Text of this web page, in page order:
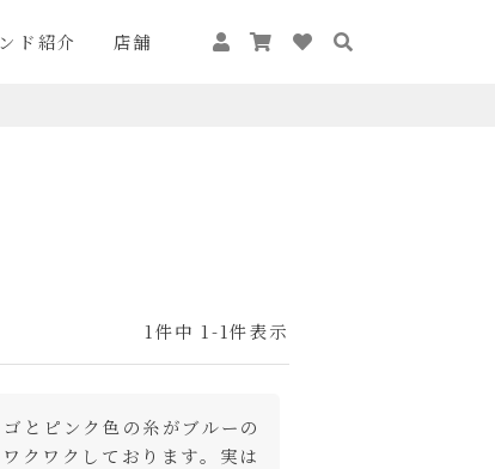
ド紹介 店舗
1 件中 1 -1件表示
とピンク色の糸がブルーの
クワクしております。実は